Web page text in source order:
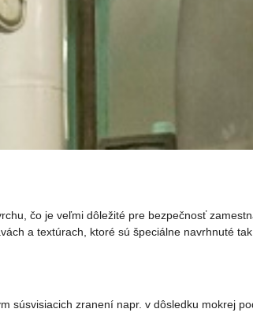
čo je veľmi dôležité pre bezpečnosť
a textúrach, ktoré sú špeciálne navrhnuté
súsvisiacich zranení napr. v dôsledku mokrej